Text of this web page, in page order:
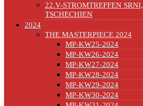
22.V-STROMTREFFEN SRNI,
TSCHECHIEN
2024
THE MASTERPIECE 2024
MP-KW25-2024
MP-KW26-2024
MP-KW27-2024
MP-KW28-2024
MP-KW29-2024
MP-KW30-2024